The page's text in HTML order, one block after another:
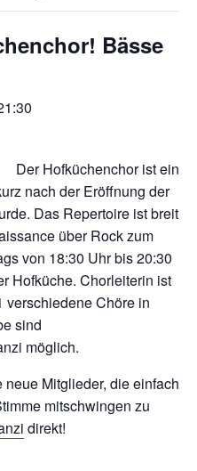
Bässe
Der Hofküchenchor ist ein
nach der Eröffnung der
Das Repertoire ist breit
über Rock zum
von 18:30 Uhr bis 20:30
Hofküche. Chorleiterin ist
verschiedene Chöre in
sind
möglich.
Mitglieder, die einfach
mitschwingen zu
direkt!